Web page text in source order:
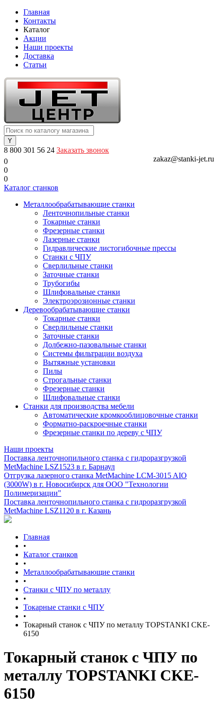
Главная
Контакты
Каталог
Акции
Наши проекты
Доставка
Статьи
8 800 301 56 24 Заказать звонок
zakaz@stanki-jet.ru
0
0
0
Каталог станков
Металлообрабатывающие станки
Ленточнопильные станки
Токарные станки
Фрезерные станки
Лазерные станки
Гидравлические листогибочные прессы
Станки с ЧПУ
Сверлильные станки
Заточные станки
Трубогибы
Шлифовальные станки
Электроэрозионные станки
Деревообрабатывающие станки
Токарные станки
Сверлильные станки
Заточные станки
Долбежно-пазовальные станки
Системы фильтрации воздуха
Вытяжные установки
Пилы
Строгальные станки
Фрезерные станки
Шлифовальные станки
Станки для производства мебели
Автоматические кромкооблицовочные станки
Форматно-раскроечные станки
Фрезерные станки по дереву с ЧПУ
Наши проекты
Поставка ленточнопильного станка c гидроразгрузкой
MetMachine LSZ1523 в г. Барнаул
Отгрузка лазерного станка MetMachine LCM-3015 AIO
(3000W) в г. Новосибирск для ООО "Технологии
Полимеризации"
Поставка ленточнопильного станка c гидроразгрузкой
MetMachine LSZ1120 в г. Казань
Главная
•
Каталог станков
•
Металлообрабатывающие станки
•
Станки с ЧПУ по металлу
•
Токарные станки с ЧПУ
•
Токарный станок с ЧПУ по металлу TOPSTANKI CKE-
6150
Токарный станок с ЧПУ по
металлу TOPSTANKI CKE-
6150